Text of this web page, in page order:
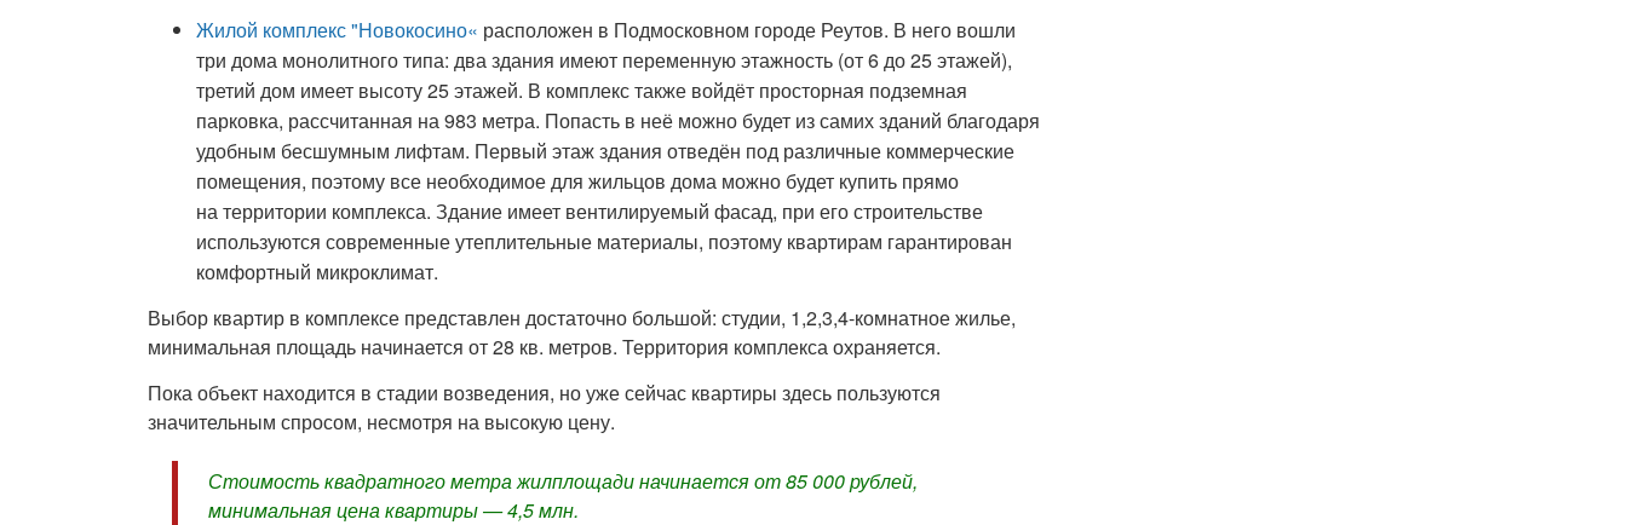
Жилой комплекс "Новокосино« расположен в Подмосковном городе Реутов. В него вошли
три дома монолитного типа: два здания имеют переменную этажность (от 6 до 25 этажей),
третий дом имеет высоту 25 этажей. В комплекс также войдёт просторная подземная
парковка, рассчитанная на 983 метра. Попасть в неё можно будет из самих зданий благодаря
удобным бесшумным лифтам. Первый этаж здания отведён под различные коммерческие
помещения, поэтому все необходимое для жильцов дома можно будет купить прямо
на территории комплекса. Здание имеет вентилируемый фасад, при его строительстве
используются современные утеплительные материалы, поэтому квартирам гарантирован
комфортный микроклимат.
Выбор квартир в комплексе представлен достаточно большой: студии, 1,2,3,4-комнатное жилье,
минимальная площадь начинается от 28 кв. метров. Территория комплекса охраняется.
Пока объект находится в стадии возведения, но уже сейчас квартиры здесь пользуются
значительным спросом, несмотря на высокую цену.
Стоимость квадратного метра жилплощади начинается от 85 000 рублей,
минимальная цена квартиры — 4,5 млн.